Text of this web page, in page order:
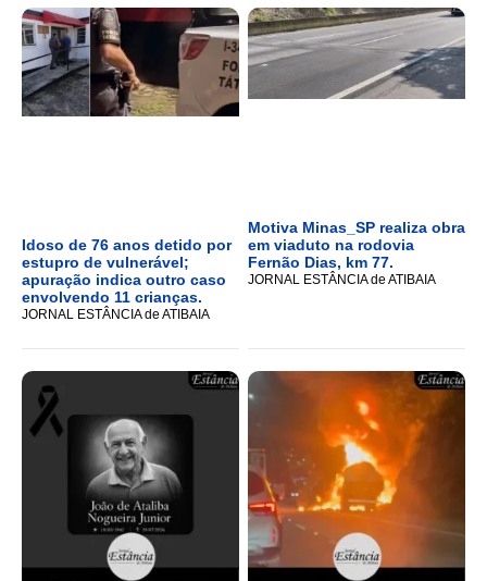
Idoso de 76 anos detido por
estupro de vulnerável;
apuração indica outro caso
envolvendo 11 crianças.
JORNAL ESTÂNCIA de ATIBAIA
Motiva Minas_SP realiza obra
em viaduto na rodovia
Fernão Dias, km 77.
JORNAL ESTÂNCIA de ATIBAIA